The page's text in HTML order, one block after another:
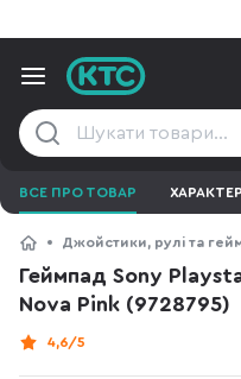
ВСЕ ПРО ТОВАР
Джойстики, рулі та
Геймпад Sony
Nova Pink (9728795)
4,6/5